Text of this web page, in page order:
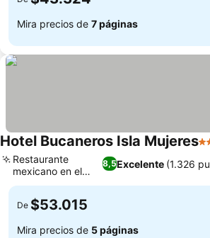
Mira precios de 7 páginas
Hotel Bucaneros Isla Mujeres3
8,5Excelente (1.326
Restaurante
mexicano en el
hotel
De $53.015
Mira precios de 5 páginas